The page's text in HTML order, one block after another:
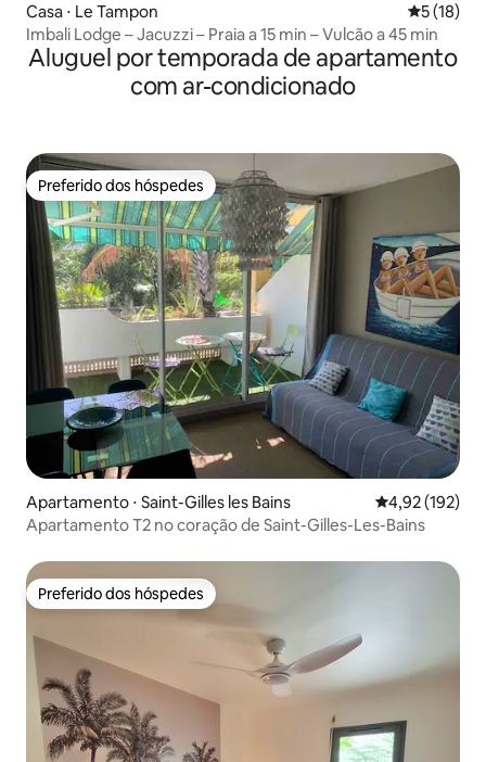
Casa ⋅ Le Tampon 5 de uma
5 (18)
Imbali Lodge – Jacuzzi – Praia a 15 min – Vulcão a 45 min
Aluguel por temporada de apartamento
com ar-condicionado
Preferido dos hóspedes
Preferido dos hóspedes
Apartamento ⋅ Saint-Gilles les Bains 4,92 de uma
4,92 (192)
Apartamento T2 no coração de Saint-Gilles-Les-Bains
Preferido dos hóspedes
Preferido dos hóspedes